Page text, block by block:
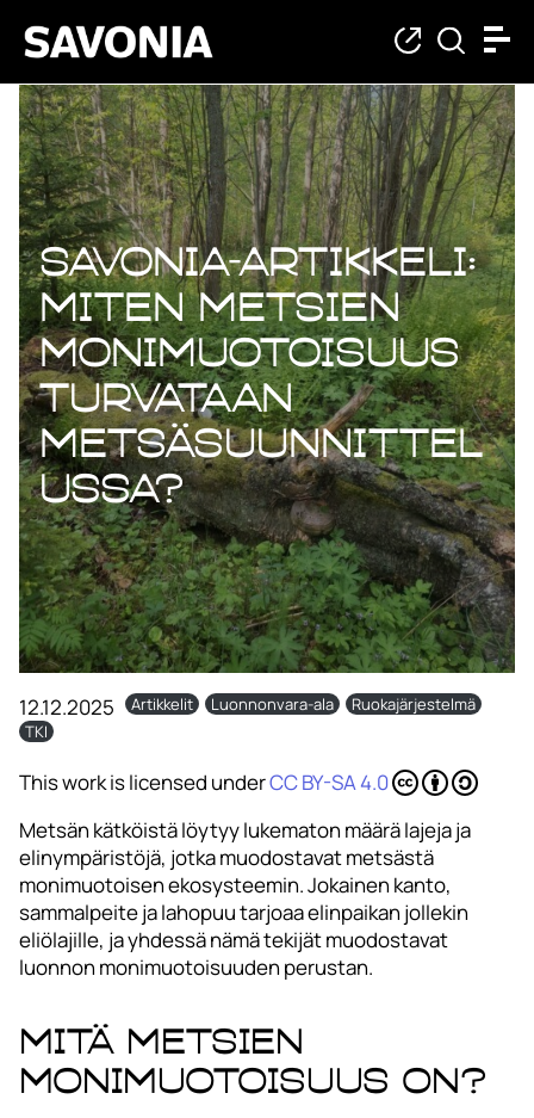
Savonia-artikkeli:
Miten metsien
monimuotoisuus
turvataan
metsäsuunnittel
ussa?
12.12.2025 Artikkelit Luonnonvara-ala
Ruokajärjestelmä
TKI
This work is licensed underCC BY-SA 4.0
Metsän kätköistä löytyy lukematon määrä lajeja ja
elinympäristöjä, jotka muodostavat metsästä
monimuotoisen ekosysteemin. Jokainen kanto,
sammalpeite ja lahopuu tarjoaa elinpaikan jollekin
eliölajille, ja yhdessä nämä tekijät muodostavat
luonnon monimuotoisuuden perustan.
Mitä metsien
monimuotoisuus on?